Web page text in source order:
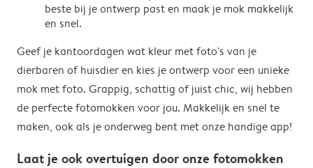
beste bij je ontwerp past en maak je mok makkelijk
en snel.
Geef je kantoordagen wat kleur met foto's van je
dierbaren of huisdier en kies je ontwerp voor een unieke
mok met foto. Grappig, schattig of juist chic, wij hebben
de perfecte fotomokken voor jou. Makkelijk en snel te
maken, ook als je onderweg bent met onze handige app!
Laat je ook overtuigen door onze fotomokken